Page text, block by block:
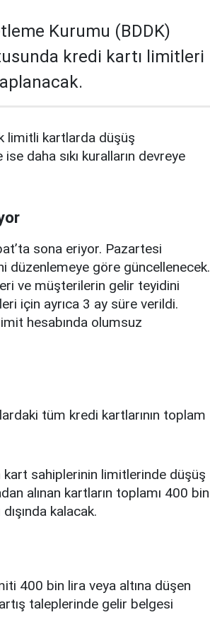
Kurumu (BDDK)
kredi kartı limitleri
limitli kartlarda düşüş
daha sıkı kuralların devreye
sona eriyor. Pazartesi
düzenlemeye göre güncellenecek.
ve müşterilerin gelir teyidini
için ayrıca 3 ay süre verildi.
hesabında olumsuz
tüm kredi kartlarının toplam
kart sahiplerinin limitlerinde düşüş
alınan kartların toplamı 400 bin
kalacak.
400 bin lira veya altına düşen
taleplerinde gelir belgesi